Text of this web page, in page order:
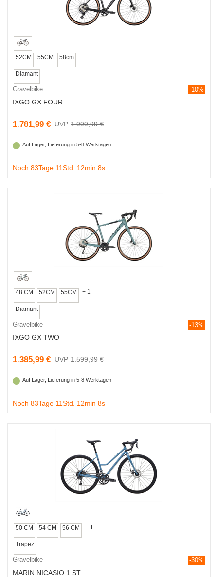
52CM 55CM 58cm
Diamant
Gravelbike -10%
IXGO GX FOUR
1.781,99 € 1.999,99 €
Auf Lager, Lieferung in 5-8 Werktagen
Noch 83Tage 11Std. 12min 7s
48 CM 52CM 55CM + 1
Diamant
Gravelbike -13%
IXGO GX TWO
1.385,99 € 1.599,99 €
Auf Lager, Lieferung in 5-8 Werktagen
Noch 83Tage 11Std. 12min 7s
50 CM 54 CM 56 CM + 1
Trapez
Gravelbike -30%
MARIN NICASIO 1 ST